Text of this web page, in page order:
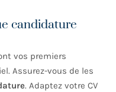
candidature
vos premiers
Assurez-vous de les
. Adaptez votre CV